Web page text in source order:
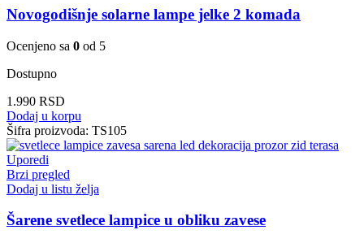
Novogodišnje solarne lampe jelke 2 komada
Ocenjeno sa 0 od 5
Dostupno
1.990 RSD
Dodaj u korpu
Šifra proizvoda: TS105
Uporedi
Brzi pregled
Dodaj u listu želja
Šarene svetlece lampice u obliku zavese